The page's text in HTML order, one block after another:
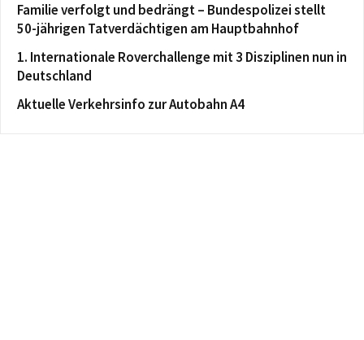
Familie verfolgt und bedrängt – Bundespolizei stellt
50-jährigen Tatverdächtigen am Hauptbahnhof
1. Internationale Roverchallenge mit 3 Disziplinen nun in
Deutschland
Aktuelle Verkehrsinfo zur Autobahn A4